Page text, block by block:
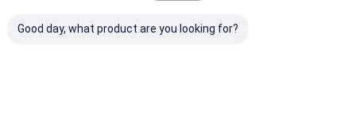
Good day, what product are you looking for?